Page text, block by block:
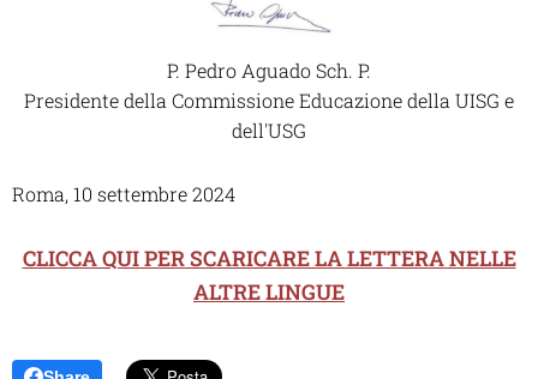
P. Pedro Aguado Sch. P.
Presidente della Commissione Educazione della UISG e
dell'USG
Roma, 10 settembre 2024
CLICCA QUI PER SCARICARE LA LETTERA NELLE
ALTRE LINGUE